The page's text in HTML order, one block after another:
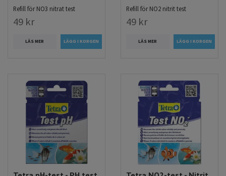
Refill för NO3 nitrat test
49 kr
LÄS MER
Refill för NO2 nitrit test
49 kr
LÄS MER